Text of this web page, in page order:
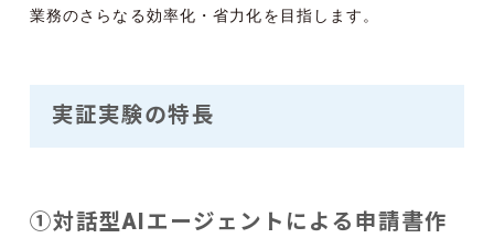
業務のさらなる効率化・省力化を目指します。
実証実験の特長
①対話型AIエージェントによる申請書作